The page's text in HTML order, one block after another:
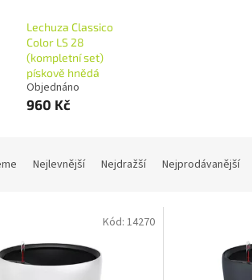
Lechuza Classico
Color LS 28
(kompletní set)
pískově hnědá
Objednáno
960 Kč
Nejlevnější Nejdražší Nejprodávanější
Kód: 14270